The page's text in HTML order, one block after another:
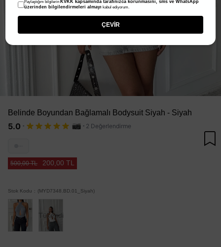
Belinde Boyundan Bağlamalı Bodysuit Siyah - Siyah
5.0 · · 2 Değerlendirme
500,00 TL 200,00 TL
Stok Kodu (MYD7348.BD.01_Siyah)
Tükendi
Paylaştığım bilgilerin KVKK kapsamında tarafınızca korunmasını, sms ve WhatsApp
üzerinden bilgilendirmeleri almayı kabul ediyorum.
ÇEVİR